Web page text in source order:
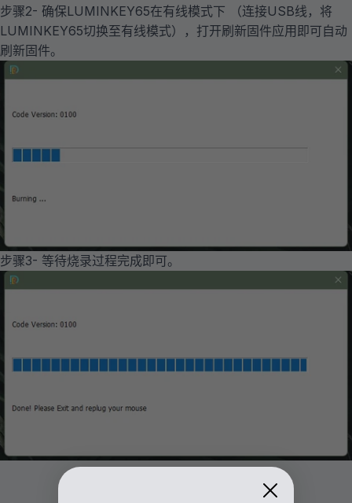
步骤2- 确保LUMINKEY65在有线模式下 （连接USB线，将
LUMINKEY65切换至有线模式），打开刷新固件应用即可自动
刷新固件。
步骤3- 等待烧录过程完成即可。